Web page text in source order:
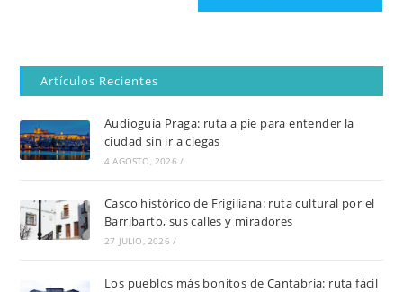
Artículos Recientes
Audioguía Praga: ruta a pie para entender la
ciudad sin ir a ciegas
4 AGOSTO, 2026 /
Casco histórico de Frigiliana: ruta cultural por el
Barribarto, sus calles y miradores
27 JULIO, 2026 /
Los pueblos más bonitos de Cantabria: ruta fácil